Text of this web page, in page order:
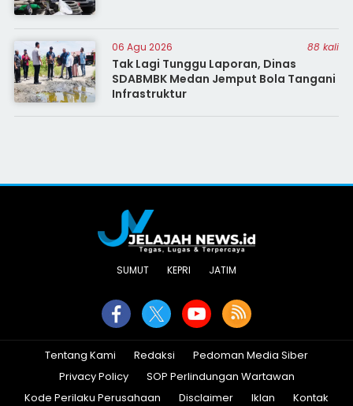
06 Agu 2026 88 kali
Tak Lagi Tunggu Laporan, Dinas
SDABMBK Medan Jemput Bola Tangani
Infrastruktur
SUMUT KEPRI JATIM
Tentang Kami Redaksi
Pedoman Media Siber
Privacy Policy
SOP Perlindungan Wartawan
Kode Perilaku Perusahaan
Disclaimer Iklan Kontak